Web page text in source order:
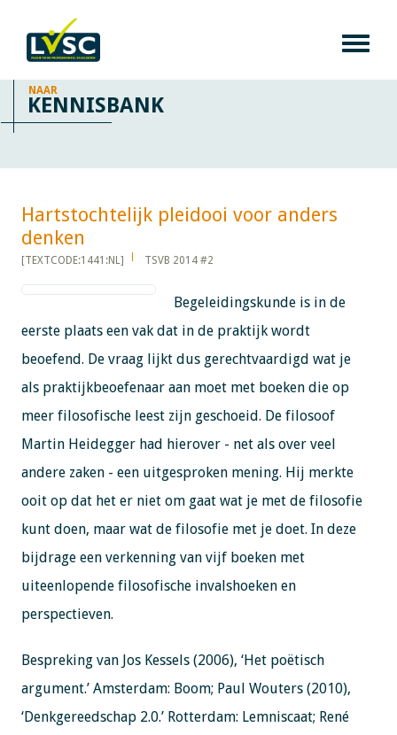
NAAR
KENNISBANK
Hartstochtelijk pleidooi voor anders
denken​​​​​​
[TEXTCODE:1441:NL] TSVB 2014 #2
Begeleidingskunde is in de
eerste plaats een vak dat in de praktijk wordt
beoefend. De vraag lijkt dus gerechtvaardigd wat je
als praktijkbeoefenaar aan moet met boeken die op
meer filosofische leest zijn geschoeid. De filosoof
Martin Heidegger had hierover - net als over veel
andere zaken - een uitgesproken mening. Hij merkte
ooit op dat het er niet om gaat wat je met de filosofie
kunt doen, maar wat de filosofie met je doet. In deze
bijdrage een verkenning van vijf boeken met
uiteenlopende filosofische invalshoeken en
perspectieven.
Bespreking van Jos Kessels (2006), ‘Het poëtisch
argument.’ Amsterdam: Boom; Paul Wouters (2010),
‘Denkgereedschap 2.0.’ Rotterdam: Lemniscaat; René